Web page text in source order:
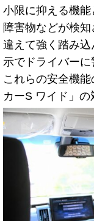
小限に抑える機能
障害物などが検
違えて強く踏み
示でドライバーに
これらの安全機
カーS ワイド」の